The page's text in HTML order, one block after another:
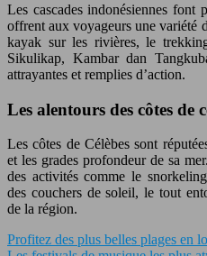
Les cascades indonésiennes font
offrent aux voyageurs une variété
kayak sur les rivières, le
Sikulikap, Kambar dan
attrayantes et remplies d’action.
Les alentours des côtes de
Les côtes de Célèbes sont
et les grades profondeur de sa
des activités comme le
des couchers de soleil, le tout
de la région.
Profitez des plus belles plages en